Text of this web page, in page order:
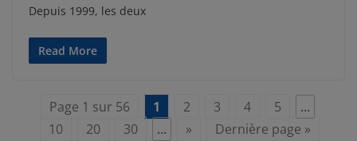
Depuis 1999, les deux
Read More
Page 1 sur 56 1 2 3 4 5
…
10
20 30 … » Dernière page »